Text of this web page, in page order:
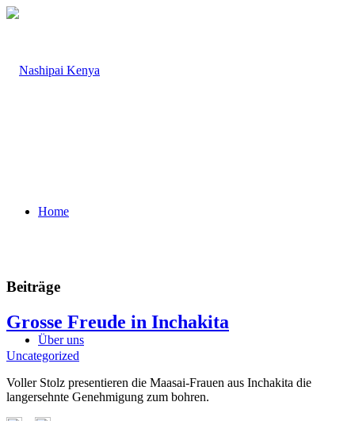
Home
Über uns
Beiträge
Grosse Freude in Inchakita
Uncategorized
Voller Stolz presentieren die Maasai-Frauen aus Inchakita die
langersehnte Genehmigung zum bohren.